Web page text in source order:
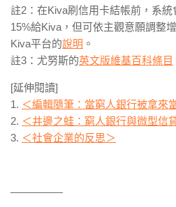
註2：在Kiva刷信用卡結帳前，系
15%給Kiva，但可依主觀意願調整
Kiva平台的說明 。
註3：尤努斯的英文版維基百科條目
[延伸閱讀]
1. ＜編輯隨筆：當窮人銀行被拿來
2. ＜井邊之蛙：窮人銀行與微型信
3. ＜社會企業的反思＞
—————